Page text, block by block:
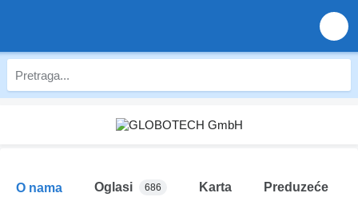
O nama Oglasi 686 Karta Preduzeće